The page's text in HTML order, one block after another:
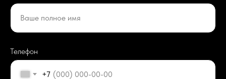
Ваше полное имя
Телефон
+7